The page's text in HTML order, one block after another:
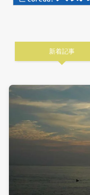
新着記事